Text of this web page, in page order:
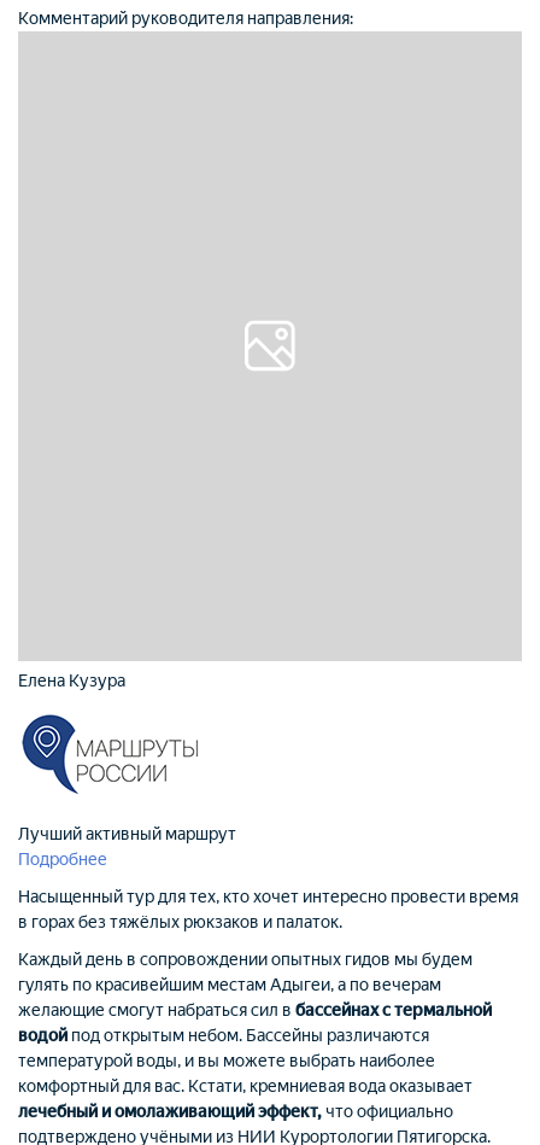
Комментарий руководителя направления:
Елена Кузура
Лучший активный маршрут
Подробнее
Насыщенный тур для тех, кто хочет интересно провести время
в горах без тяжёлых рюкзаков и палаток.
Каждый день в сопровождении опытных гидов мы будем
гулять по красивейшим местам Адыгеи, а по вечерам
желающие смогут набраться сил в бассейнах с термальной
водой под открытым небом. Бассейны различаются
температурой воды, и вы можете выбрать наиболее
комфортный для вас. Кстати, кремниевая вода оказывает
лечебный и омолаживающий эффект,что официально
подтверждено учёными из НИИ Курортологии Пятигорска.